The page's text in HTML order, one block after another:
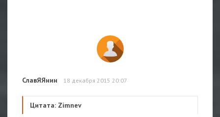
СлавЯЯнин 18 декабря 2015 20:07
Цитата: Zimnev